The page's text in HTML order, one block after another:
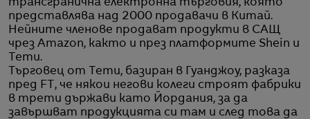
трансгранична електронна търговия, която
представлява над 2000 продавачи в Китай.
Нейните членове продават продукти в САЩ
чрез Amazon, както и през платформите Shein и
Temu.
Търговец от Temu, базиран в Гуанджоу, разказа
пред FT, че някои негови колеги строят фабрики
в трети държави като Йордания, за да
завършват продукцията си там и след това да